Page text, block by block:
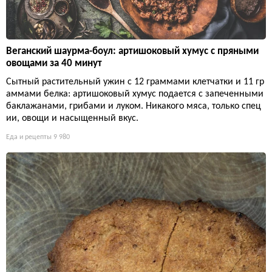
Веганский шаурма-боул: артишоковый хумус с пряными
овощами за 40 минут
Сытный растительный ужин с 12 граммами клетчатки и 11 гр
аммами белка: артишоковый хумус подается с запеченными
баклажанами, грибами и луком. Никакого мяса, только спец
ии, овощи и насыщенный вкус.
Еда и рецепты 9 980